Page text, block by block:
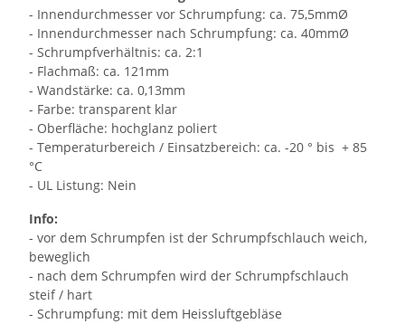
- Innendurchmesser vor Schrumpfung: ca. 75,5mmØ
- Innendurchmesser nach Schrumpfung: ca. 40mmØ
- Schrumpfverhältnis: ca. 2:1
- Flachmaß: ca. 121mm
- Wandstärke: ca. 0,13mm
- Farbe: transparent klar
- Oberfläche: hochglanz poliert
- Temperaturbereich / Einsatzbereich: ca. -20 ° bis + 85
°C
- UL Listung: Nein
Info:
- vor dem Schrumpfen ist der Schrumpfschlauch weich,
beweglich
- nach dem Schrumpfen wird der Schrumpfschlauch
steif / hart
- Schrumpfung: mit dem Heissluftgebläse